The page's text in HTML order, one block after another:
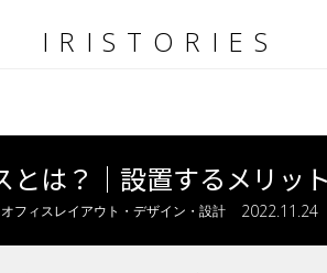
IRISTORIES
とは？｜設置するメリッ
オフィスレイアウト・デザイン・設計 2022.11.24